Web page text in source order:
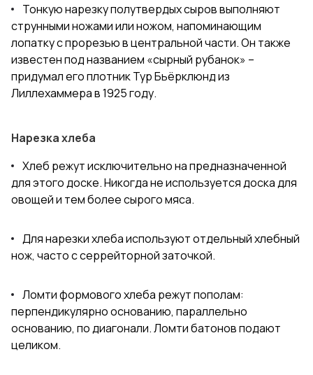
Тонкую нарезку полутвердых сыров выполняют
струнными ножами или ножом, напоминающим
лопатку с прорезью в центральной части. Он также
известен под названием «сырный рубанок» –
придумал его плотник Тур Бьёрклюнд из
Лиллехаммера в 1925 году.
Нарезка хлеба
Хлеб режут исключительно на предназначенной
для этого доске. Никогда не используется доска для
овощей и тем более сырого мяса.
Для нарезки хлеба используют отдельный хлебный
нож, часто с серрейторной заточкой.
Ломти формового хлеба режут пополам:
перпендикулярно основанию, параллельно
основанию, по диагонали. Ломти батонов подают
целиком.